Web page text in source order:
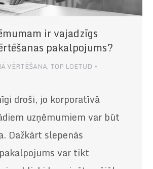
ir vajadzīgs
pakalpojums?
VĒRTĒŠANA, TOP LOETUD
droši, jo korporatīvā
uzņēmumiem var būt
Dažkārt slepenās
var tikt